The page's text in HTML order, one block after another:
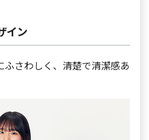
イン
さわしく、清楚で清潔感あ